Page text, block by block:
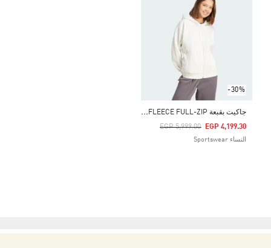
-30%
ج
اكيت بقبعة ALL SZN FLEECE FULL-ZIP
Price Reduced From
EGP 5,999.00
To EGP 4,199.30
النساء Sportswear